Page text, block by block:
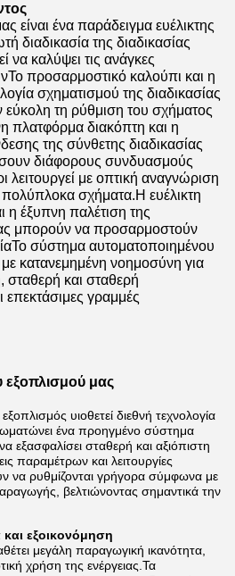
ένα παράδειγμα ευέλικτης
διαδικασία της διαδικασίας
να καλύψει τις ανάγκες
προσαρμοστικό καλούπι και η
σχηματισμού της διαδικασίας
τη ρύθμιση του σχήματος
πλατφόρμα διακόπτη και η
της σύνθετης διαδικασίας
διάφορους συνδυασμούς
λειτουργεί με οπτική αναγνώριση
πολύπλοκα σχήματα.Η ευέλικτη
η έξυπνη παλέτιση της
μπορούν να προσαρμοστούν
σύστημα αυτοματοποιημένου
με κατανεμημένη νοημοσύνη για
σταθερή και σταθερή
επεκτάσιμες γραμμές
εξοπλισμού μας
υιοθετεί διεθνή τεχνολογία
ένα προηγμένο σύστημα
εξασφαλίσει σταθερή και αξιόπιστη
παραμέτρων και λειτουργίες
να ρυθμίζονται γρήγορα σύμφωνα με
βελτιώνοντας σημαντικά την
εξοικονόμηση
μεγάλη παραγωγική ικανότητα,
χρήση της ενέργειας.Τα